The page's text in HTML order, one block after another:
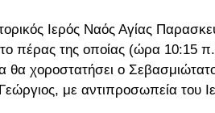
Ιερός Ναός Αγίας
το πέρας της οποίας (ώρα 10:15
θα χοροστατήσει ο
με αντιπροσωπεία του